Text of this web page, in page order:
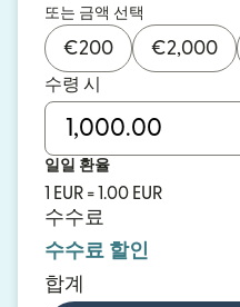
또는 금액 선택
€200 €2,000
수령 시
일일 환율
1 EUR = 1.00 EUR
수수료
수수료 할인
합계